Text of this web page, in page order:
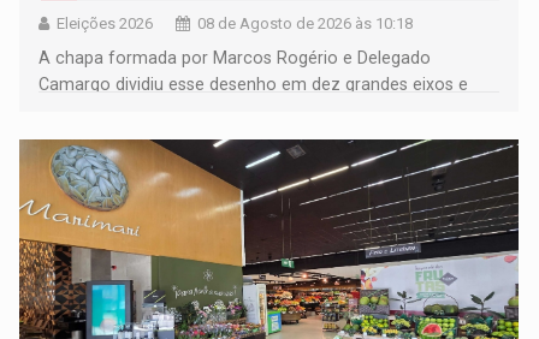
Eleições 2026 08 de Agosto de 2026 às 10:18
A chapa formada por Marcos Rogério e Delegado
Camargo dividiu esse desenho em dez grandes eixos e